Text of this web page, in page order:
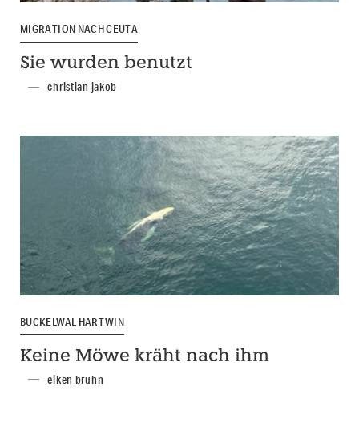
MIGRATION NACH CEUTA
Sie wurden benutzt
christian jakob
BUCKELWAL HARTWIN
Keine Möwe kräht nach ihm
eiken bruhn